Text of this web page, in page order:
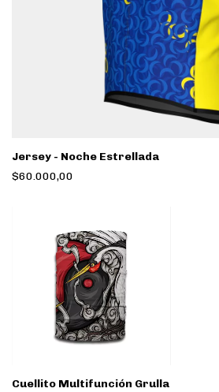
Jersey - Noche Estrellada
$60.000,00
Cuellito Multifunción Grulla